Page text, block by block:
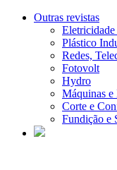
Outras revistas
Plástico
Redes,
Fotovolt
Hydro
Máquinas e
Corte e
Fundição e